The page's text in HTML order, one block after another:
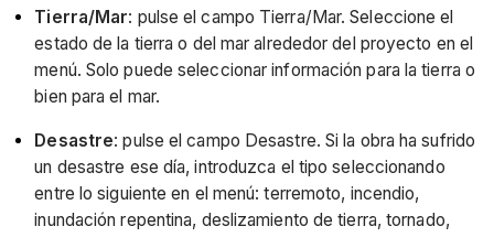
Tierra/Mar: pulse el campo Tierra/Mar. Seleccione el
estado de la tierra o del mar alrededor del proyecto en el
menú. Solo puede seleccionar información para la tierra o
bien para el mar.
Desastre: pulse el campo Desastre. Si la obra ha sufrido
un desastre ese día, introduzca el tipo seleccionando
entre lo siguiente en el menú: terremoto, incendio,
inundación repentina, deslizamiento de tierra, tornado,